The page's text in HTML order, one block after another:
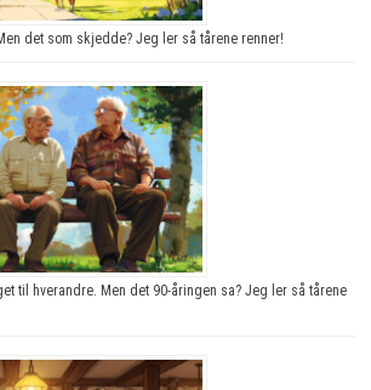
det som skjedde? Jeg ler så tårene renner!
til hverandre. Men det 90-åringen sa? Jeg ler så tårene